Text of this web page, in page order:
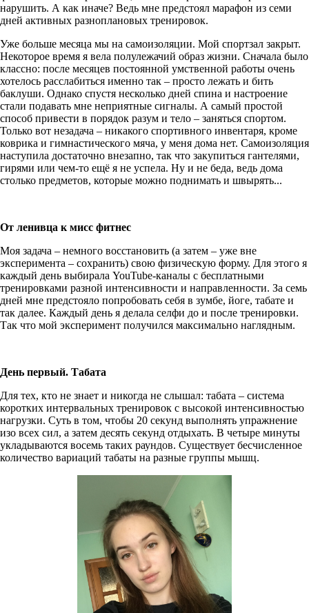
нарушить. А как иначе? Ведь мне предстоял марафон из семи
дней активных разноплановых тренировок.
Уже больше месяца мы на самоизоляции. Мой спортзал закрыт.
Некоторое время я вела полулежачий образ жизни. Сначала было
классно: после месяцев постоянной умственной работы очень
хотелось расслабиться именно так – просто лежать и бить
баклуши. Однако спустя несколько дней спина и настроение
стали подавать мне неприятные сигналы. А самый простой
способ привести в порядок разум и тело – заняться спортом.
Только вот незадача – никакого спортивного инвентаря, кроме
коврика и гимнастического мяча, у меня дома нет. Самоизоляция
наступила достаточно внезапно, так что закупиться гантелями,
гирями или чем-то ещё я не успела. Ну и не беда, ведь дома
столько предметов, которые можно поднимать и швырять...
От ленивца к мисс фитнес
Моя задача – немного восстановить (а затем – уже вне
эксперимента – сохранить) свою физическую форму. Для этого я
каждый день выбирала YouTube-каналы с бесплатными
тренировками разной интенсивности и направленности. За семь
дней мне предстояло попробовать себя в зумбе, йоге, табате и
так далее. Каждый день я делала селфи до и после тренировки.
Так что мой эксперимент получился максимально наглядным.
День первый. Табата
Для тех, кто не знает и никогда не слышал: табата – система
коротких интервальных тренировок с высокой интенсивностью
нагрузки. Суть в том, чтобы 20 секунд выполнять упражнение
изо всех сил, а затем десять секунд отдыхать. В четыре минуты
укладываются восемь таких раундов. Существует бесчисленное
количество вариаций табаты на разные группы мышц.